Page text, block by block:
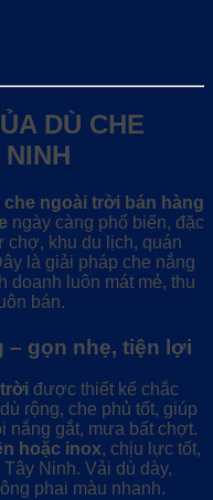
DÙ CHE
che ngoài trời bán hàng
ngày càng phổ biến, đặc
chợ, khu du lịch, quán
là giải pháp che nắng
doanh luôn mát mẻ, thu
bán.
– gọn nhẹ, tiện lợi
được thiết kế chắc
rộng, che phủ tốt, giúp
nắng gắt, mưa bất chợt.
hoặc inox, chịu lực tốt,
Ninh. Vải dù dày,
phai màu nhanh.